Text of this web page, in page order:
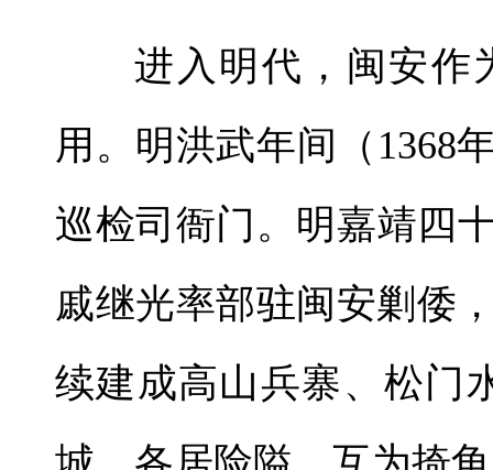
进入明代，闽安作
用。明洪武年间（1368
巡检司衙门。明嘉靖四
戚继光率部驻闽安剿倭
续建成高山兵寨、松门